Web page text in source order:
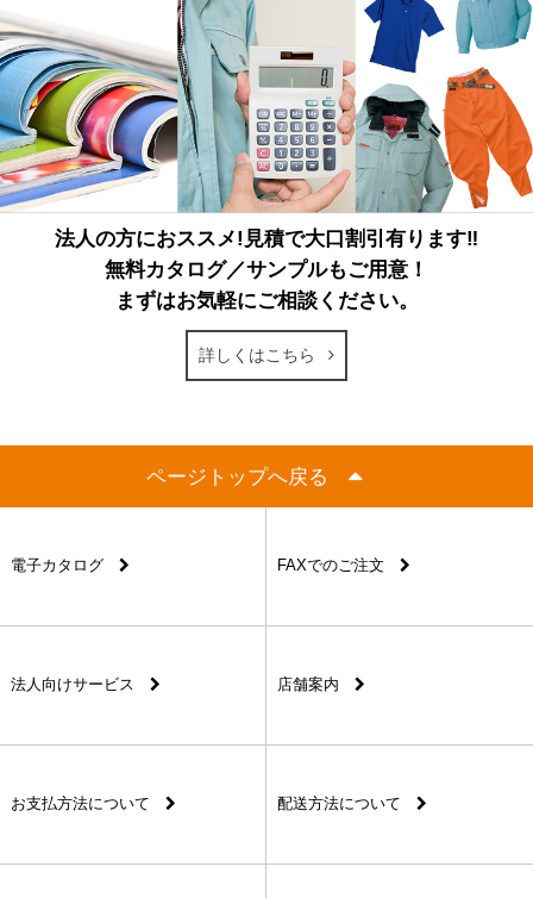
法人の方におススメ!見積で大口割引有ります‼
無料カタログ／サンプルもご用意！
まずはお気軽にご相談ください。
詳しくはこちら
ページトップへ戻る
電子カタログ FAXでのご注文
法人向けサービス 店舗案内
お支払方法について 配送方法について